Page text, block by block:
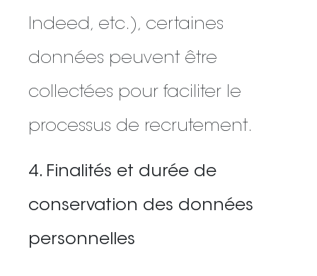
Indeed, etc.), certaines
données peuvent être
collectées pour faciliter le
processus de recrutement.
4. Finalités et durée de
conservation des données
personnelles